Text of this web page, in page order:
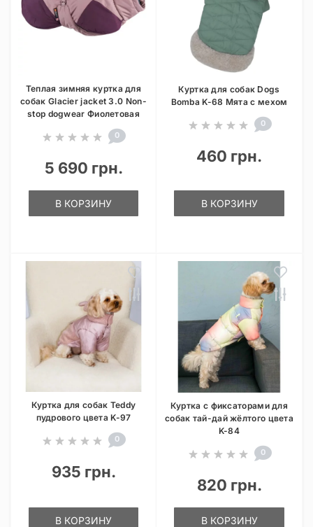
Теплая зимняя куртка для
собак Glacier jacket 3.0 Non-
stop dogwear Фиолетовая
0
5 690 грн.
В КОРЗИНУ
Куртка для собак Dogs
Bomba K-68 Мята с мехом
0
460 грн.
В КОРЗИНУ
Куртка для собак Teddy
пудрового цвета K-97
0
935 грн.
В КОРЗИНУ
Куртка с фиксаторами для
собак тай-дай жёлтого цвета
K-84
0
820 грн.
В КОРЗИНУ